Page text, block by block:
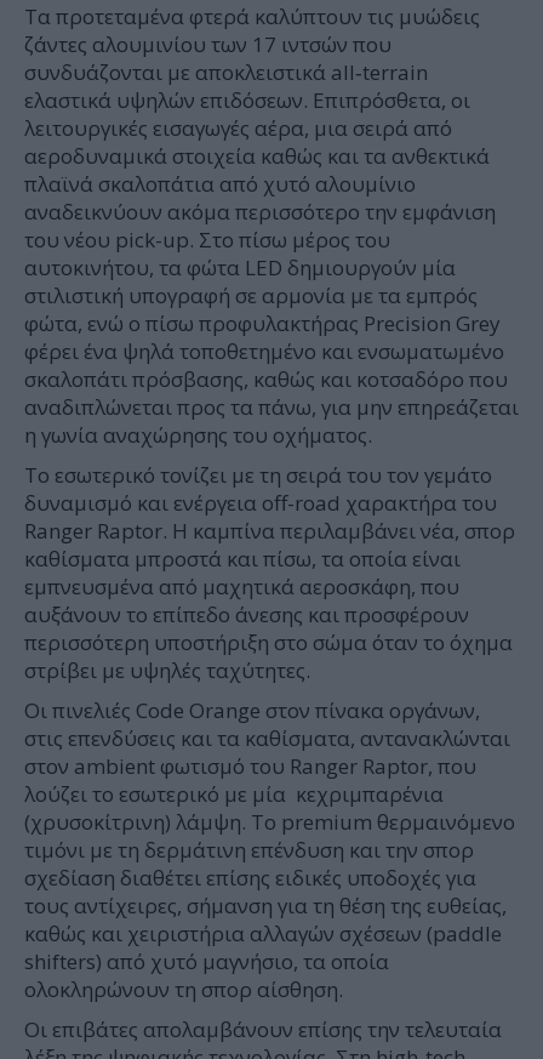
Τα προτεταμένα φτερά καλύπτουν τις μυώδεις
ζάντες αλουμινίου των 17 ιντσών που
συνδυάζονται με αποκλειστικά all‑terrain
ελαστικά υψηλών επιδόσεων. Επιπρόσθετα, οι
λειτουργικές εισαγωγές αέρα, μια σειρά από
αεροδυναμικά στοιχεία καθώς και τα ανθεκτικά
πλαϊνά σκαλοπάτια από χυτό αλουμίνιο
αναδεικνύουν ακόμα περισσότερο την εμφάνιση
του νέου pick-up. Στο πίσω μέρος του
αυτοκινήτου, τα φώτα LED δημιουργούν μία
στιλιστική υπογραφή σε αρμονία με τα εμπρός
φώτα, ενώ ο πίσω προφυλακτήρας Precision Grey
φέρει ένα ψηλά τοποθετημένο και ενσωματωμένο
σκαλοπάτι πρόσβασης, καθώς και κοτσαδόρο που
αναδιπλώνεται προς τα πάνω, για μην επηρεάζεται
η γωνία αναχώρησης του οχήματος.
Το εσωτερικό τονίζει με τη σειρά του τον γεμάτο
δυναμισμό και ενέργεια off-road χαρακτήρα του
Ranger Raptor. Η καμπίνα περιλαμβάνει νέα, σπορ
καθίσματα μπροστά και πίσω, τα οποία είναι
εμπνευσμένα από μαχητικά αεροσκάφη, που
αυξάνουν το επίπεδο άνεσης και προσφέρουν
περισσότερη υποστήριξη στο σώμα όταν το όχημα
στρίβει με υψηλές ταχύτητες.
Οι πινελιές Code Orange στον πίνακα οργάνων,
στις επενδύσεις και τα καθίσματα, αντανακλώνται
στον ambient φωτισμό του Ranger Raptor, που
λούζει το εσωτερικό με μία κεχριμπαρένια
(χρυσοκίτρινη) λάμψη. Το premium θερμαινόμενο
τιμόνι με τη δερμάτινη επένδυση και την σπορ
σχεδίαση διαθέτει επίσης ειδικές υποδοχές για
τους αντίχειρες, σήμανση για τη θέση της ευθείας,
καθώς και χειριστήρια αλλαγών σχέσεων (paddle
shifters) από χυτό μαγνήσιο, τα οποία
ολοκληρώνουν τη σπορ αίσθηση.
Οι επιβάτες απολαμβάνουν επίσης την τελευταία